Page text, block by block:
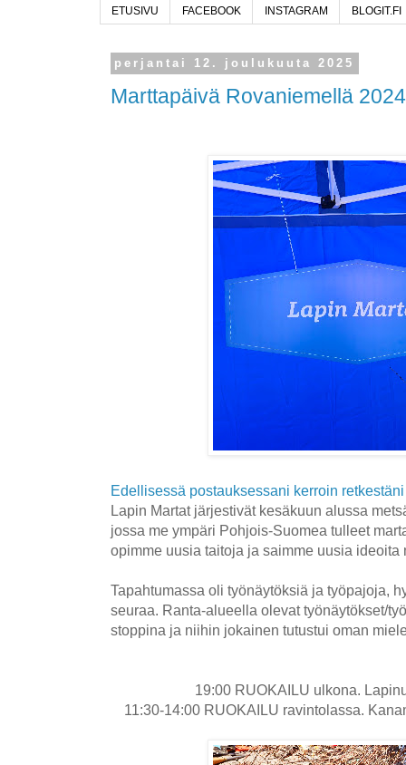
ETUSIVU FACEBOOK INSTAGRAM BLOGIT.FI
perjantai 12. joulukuuta 2025
Marttapäivä Rovaniemellä 2024
Edellisessä postauksessani kerroin
Lapin Martat järjestivät kesäkuun alussa
jossa me ympäri Pohjois-Suomea tulleet
opimme uusia taitoja ja saimme uusia ideoita
Tapahtumassa oli työnäytöksiä ja työpajoja,
seuraa. Ranta-alueella olevat työnäytökset/
stoppina ja niihin jokainen tutustui oman
19:00 RUOKAILU ulkona.
11:30-14:00 RUOKAILU ravintolassa.